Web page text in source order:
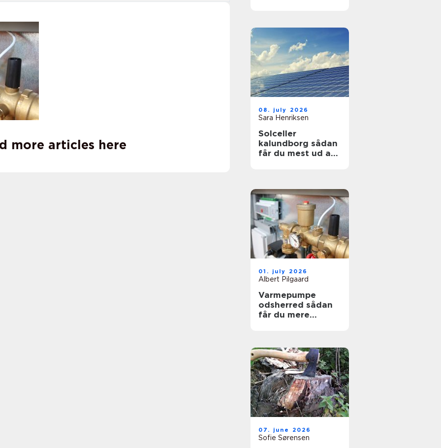
more articles here
08. july 2026
Sara Henriksen
Solceller
kalundborg sådan
får du mest ud af
01. july 2026
Albert Pilgaard
Varmepumpe
odsherred sådan
får du mere
07. june 2026
Sofie Sørensen